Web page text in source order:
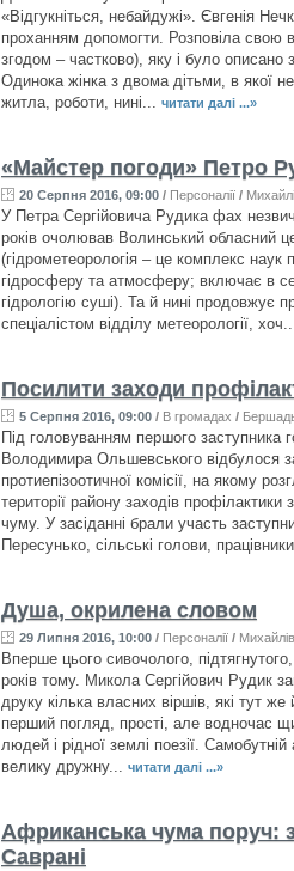
«Відгукніться, небайдужі». Євгенія
проханням допомогти. Розповіла свою
згодом – частково), яку і було описано
Одинока жінка з двома дітьми, в якої
житла, роботи, нині... читати далі ...»
«Майстер погоди» Петро
20 Серпня 2016, 09:00 / Персоналії /
У Петра Сергійовича Рудика фах
років очолював Волинський обласний
(гідрометеорологія – це комплекс
гідросферу та атмосферу; включає в
гідрологію суші). Та й нині продовжує
спеціалістом відділу метеорології,
Посилити заходи
5 Серпня 2016, 09:00 / В громадах /
Під головуванням першого заступника
Володимира Ольшевського відбулося
протиепізоотичної комісії, на якому
території району заходів
чуму. У засіданні брали участь
Пересунько, сільські голови,
Душа, окрилена словом
29 Липня 2016, 10:00 / Персоналії /
Вперше цього сивочолого,
років тому. Микола Сергійович Рудик
друку кілька власних віршів, які тут
перший погляд, прості, але водночас
людей і рідної землі поезії.
велику дружну... читати далі ...»
Африканська чума поруч:
Саврані